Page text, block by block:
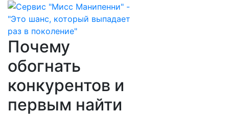
Почему
обогнать
конкурентов и
первым найти